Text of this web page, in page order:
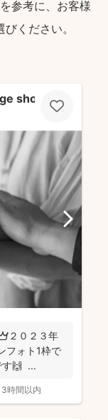
参考に、お客様
ください。
shohe）
２０２３年
フォト1枠で
す🙌 ...
3時間以内